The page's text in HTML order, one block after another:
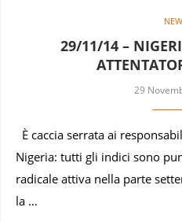
29/11/14 –
29
È caccia serrata ai
Nigeria: tutti gli indici sono
radicale attiva nella parte
la …